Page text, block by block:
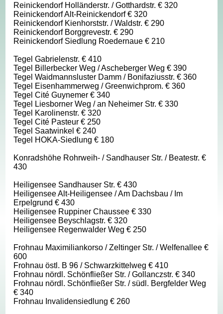
Reinickendorf Holländerstr. / Gotthardstr. € 320
Reinickendorf Alt-Reinickendorf € 320
Reinickendorf Kienhorststr. / Waldstr. € 290
Reinickendorf Borggrevestr. € 290
Reinickendorf Siedlung Roedernaue € 210
Tegel Gabrielenstr. € 410
Tegel Billerbecker Weg / Ascheberger Weg € 390
Tegel Waidmannsluster Damm / Bonifaziusstr. € 360
Tegel Eisenhammerweg / Greenwichprom. € 360
Tegel Cité Guynemer € 340
Tegel Liesborner Weg / an Neheimer Str. € 330
Tegel Karolinenstr. € 320
Tegel Cité Pasteur € 250
Tegel Saatwinkel € 240
Tegel HOKA-Siedlung € 180
Konradshöhe Rohrweih- / Sandhauser Str. / Beatestr. €
430
Heiligensee Sandhauser Str. € 430
Heiligensee Alt-Heiligensee / Am Dachsbau / Im
Erpelgrund € 430
Heiligensee Ruppiner Chaussee € 330
Heiligensee Beyschlagstr. € 320
Heiligensee Regenwalder Weg € 250
Frohnau Maximiliankorso / Zeltinger Str. / Welfenallee €
600
Frohnau östl. B 96 / Schwarzkittelweg € 410
Frohnau nördl. Schönfließer Str. / Gollanczstr. € 340
Frohnau nördl. Schönfließer Str. / südl. Bergfelder Weg
€ 340
Frohnau Invalidensiedlung € 260